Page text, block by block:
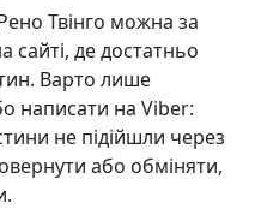
Твінго можна за
сайті, де достатньо
Варто лише
написати на Viber:
не підійшли через
або обміняти,